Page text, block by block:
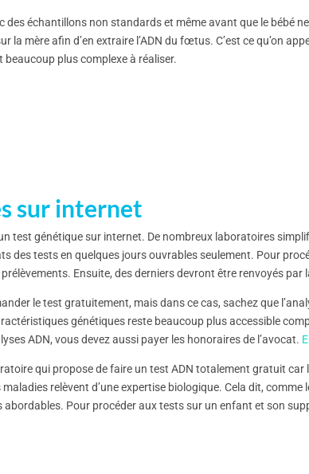
des échantillons non standards et même avant que le bébé
la mère afin d’en extraire l’ADN du fœtus. C’est ce qu’on
beaucoup plus complexe à réaliser.
sur internet
test génétique sur internet. De nombreux laboratoires
des tests en quelques jours ouvrables seulement. Pour
Ensuite, des derniers devront être renvoyés par
le test gratuitement, mais dans ce cas, sachez que
génétiques reste beaucoup plus accessible
ADN, vous devez aussi payer les honoraires de l’avocat.
qui propose de faire un test ADN totalement gratuit car
relèvent d’une expertise biologique. Cela dit,
Pour procéder aux tests sur un enfant et son